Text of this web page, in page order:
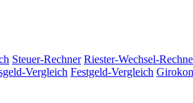
Steuer-Rechner Riester-Wechsel-
Vergleich Festgeld-Vergleich